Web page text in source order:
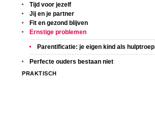
Tijd voor jezelf
Jij en je partner
Fit en gezond blijven
Ernstige problemen
Parentificatie: je eigen kind als hulptroep
Perfecte ouders bestaan niet
PRAKTISCH